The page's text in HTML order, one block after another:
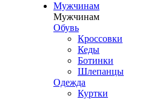
Мужчинам
Мужчинам
Обувь
Кроссовки
Кеды
Ботинки
Шлепанцы
Одежда
Куртки